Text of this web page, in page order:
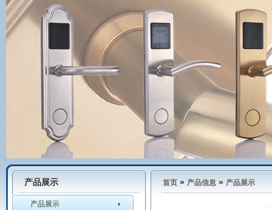
产品展示
产品展示
首页 » 产品信息 » 产品展示